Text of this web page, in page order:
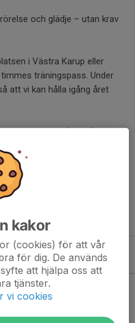
och glädje – utan krav
i Västra Karup eller
träningspass. Under
att vi kan hålla igång året
träningen, hålla igång
är du varmt välkommen.
spelar ingen roll.
i VKIF.
kakor
(cookies) för att vår
för dig. De används
att hjälpa oss att
tjänster.
vi cookies